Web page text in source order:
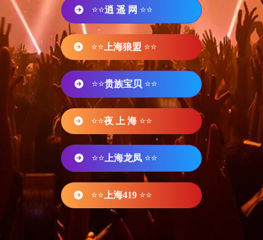
⭐⭐逍 遥 网 ⭐⭐
⭐⭐ 上海狼盟 ⭐⭐
⭐⭐贵族宝贝 ⭐⭐
⭐⭐夜 上 海 ⭐⭐
⭐⭐ 上海龙凤 ⭐⭐
⭐⭐ 上海419 ⭐⭐